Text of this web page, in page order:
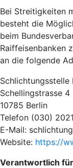
Bei Streitigkeiten
besteht die
beim
Raiffeisenbanken
an die folgende
Schlichtungsstelle
Schellingstrasse 4
10785 Berlin
Telefon (030)
E-Mail:
Website: https://
Verantwortlich